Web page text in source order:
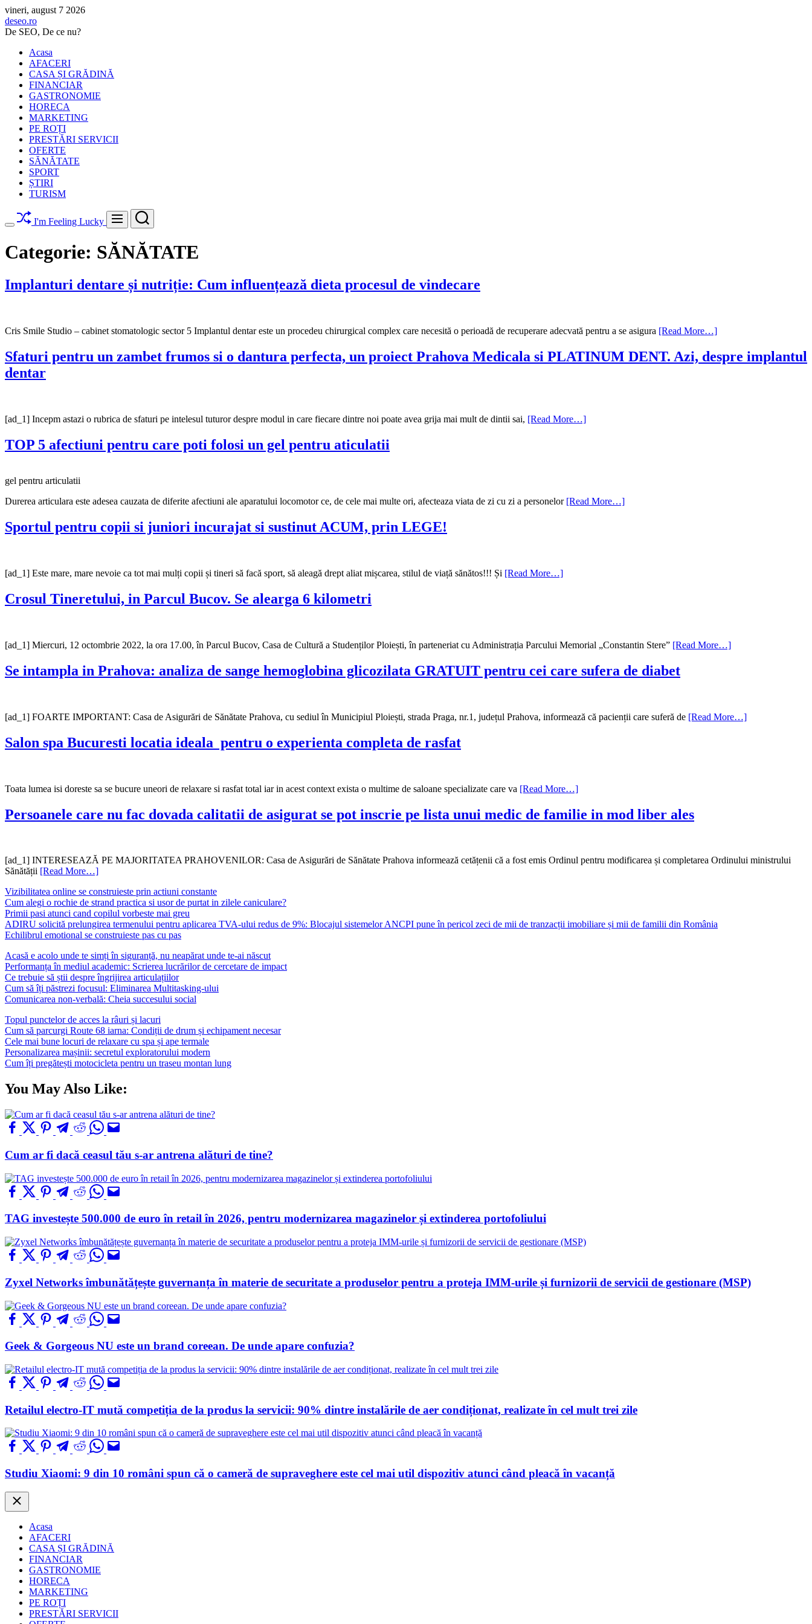
Skip
to
content
vineri, august 7 2026
deseo.ro
De SEO, De ce nu?
Acasa
AFACERI
CASA ȘI GRĂDINĂ
FINANCIAR
GASTRONOMIE
HORECA
MARKETING
PE ROȚI
PRESTĂRI SERVICII
OFERTE
SĂNĂTATE
SPORT
ȘTIRI
TURISM
Switch
mode
I'm Feeling Lucky Menu Search
Categorie: SĂNĂTATE
Implanturi dentare și nutriție: Cum influențează dieta procesul de vindecare
Cris Smile Studio – cabinet stomatologic sector 5 Implantul dentar este un procedeu chirurgical complex care necesită o perioadă de recuperare adecvată pentru a se asigura [Read More…]
Sfaturi pentru un zambet frumos si o dantura perfecta, un proiect Prahova Medicala si PLATINUM DENT. Azi, despre implantul
dentar
[ad_1] Incepm astazi o rubrica de sfaturi pe intelesul tuturor despre modul in care fiecare dintre noi poate avea grija mai mult de dintii sai, [Read More…]
TOP 5 afectiuni pentru care poti folosi un gel pentru aticulatii
gel pentru articulatii
Durerea articulara este adesea cauzata de diferite afectiuni ale aparatului locomotor ce, de cele mai multe ori, afecteaza viata de zi cu zi a personelor [Read More…]
Sportul pentru copii si juniori incurajat si sustinut ACUM, prin LEGE!
[ad_1] Este mare, mare nevoie ca tot mai mulți copii și tineri să facă sport, să aleagă drept aliat mișcarea, stilul de viață sănătos!!! Și [Read More…]
Crosul Tineretului, in Parcul Bucov. Se alearga 6 kilometri
[ad_1] Miercuri, 12 octombrie 2022, la ora 17.00, în Parcul Bucov, Casa de Cultură a Studenților Ploiești, în parteneriat cu Administrația Parcului Memorial „Constantin Stere” [Read More…]
Se intampla in Prahova: analiza de sange hemoglobina glicozilata GRATUIT pentru cei care sufera de diabet
[ad_1] FOARTE IMPORTANT: Casa de Asigurări de Sănătate Prahova, cu sediul în Municipiul Ploiești, strada Praga, nr.1, județul Prahova, informează că pacienții care suferă de [Read More…]
Salon spa Bucuresti locatia ideala pentru o experienta completa de rasfat
Toata lumea isi doreste sa se bucure uneori de relaxare si rasfat total iar in acest context exista o multime de saloane specializate care va [Read More…]
Persoanele care nu fac dovada calitatii de asigurat se pot inscrie pe lista unui medic de familie in mod liber ales
[ad_1] INTERESEAZĂ PE MAJORITATEA PRAHOVENILOR: Casa de Asigurări de Sănătate Prahova informează cetățenii că a fost emis Ordinul pentru modificarea și completarea Ordinului ministrului
Sănătății [Read More…]
Vizibilitatea online se construieste prin actiuni constante
Cum alegi o rochie de strand practica si usor de purtat in zilele caniculare?
Primii pasi atunci cand copilul vorbeste mai greu
ADIRU solicită prelungirea termenului pentru aplicarea TVA-ului redus de 9%: Blocajul sistemelor ANCPI pune în pericol zeci de mii de tranzacții imobiliare și mii de familii din România
Echilibrul emotional se construieste pas cu pas
Acasă e acolo unde te simți în siguranță, nu neapărat unde te-ai născut
Performanța în mediul academic: Scrierea lucrărilor de cercetare de impact
Ce trebuie să știi despre îngrijirea articulațiilor
Cum să îți păstrezi focusul: Eliminarea Multitasking-ului
Comunicarea non-verbală: Cheia succesului social
Topul punctelor de acces la râuri și lacuri
Cum să parcurgi Route 68 iarna: Condiții de drum și echipament necesar
Cele mai bune locuri de relaxare cu spa și ape termale
Personalizarea mașinii: secretul exploratorului modern
Cum îți pregătești motocicleta pentru un traseu montan lung
You May Also Like:
Cum ar fi dacă ceasul tău s-ar antrena alături de tine?
TAG investește 500.000 de euro în retail în 2026, pentru modernizarea magazinelor și extinderea portofoliului
Zyxel Networks îmbunătățește guvernanța în materie de securitate a produselor pentru a proteja IMM-urile și furnizorii de servicii de gestionare (MSP)
Geek & Gorgeous NU este un brand coreean. De unde apare confuzia?
Retailul electro-IT mută competiția de la produs la servicii: 90% dintre instalările de aer condiționat, realizate în cel mult trei zile
Studiu Xiaomi: 9 din 10 români spun că o cameră de supraveghere este cel mai util dispozitiv atunci când pleacă în vacanță
Close
Acasa
AFACERI
CASA ȘI GRĂDINĂ
FINANCIAR
GASTRONOMIE
HORECA
MARKETING
PE ROȚI
PRESTĂRI SERVICII